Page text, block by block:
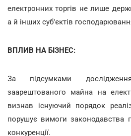
електронних торгів не лише
а й інших суб'єктів
ВПЛИВ НА БІЗНЕС:
За підсумками
заарештованого майна на
визнав існуючий порядок
порушує вимоги законодавства
конкуренції.